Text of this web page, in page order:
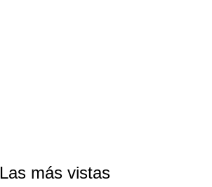
Las más vistas